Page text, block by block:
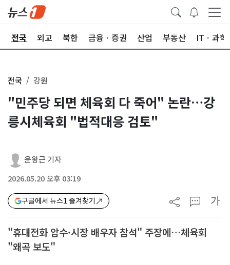
전국 외교 북한 금융ㆍ증권 산업 부동산 ITㆍ과학
전국 강원
"민주당 되면 체육회 다 죽어" 논란…강
릉시체육회 "법적대응 검토"
윤왕근 기자
2026.05.20 오후 03:19
구글에서 뉴스1 즐겨찾기 가
"휴대전화 압수·시장 배우자 참석" 주장에…체육회
"왜곡 보도"